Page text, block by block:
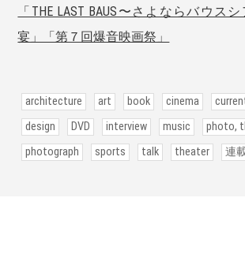
「THE LAST BAUS〜さよならバウス
宴」「第７回爆音映画祭」
architecture art book cinema
design
DVD interview music
photo,
photograph
sports talk theater 連